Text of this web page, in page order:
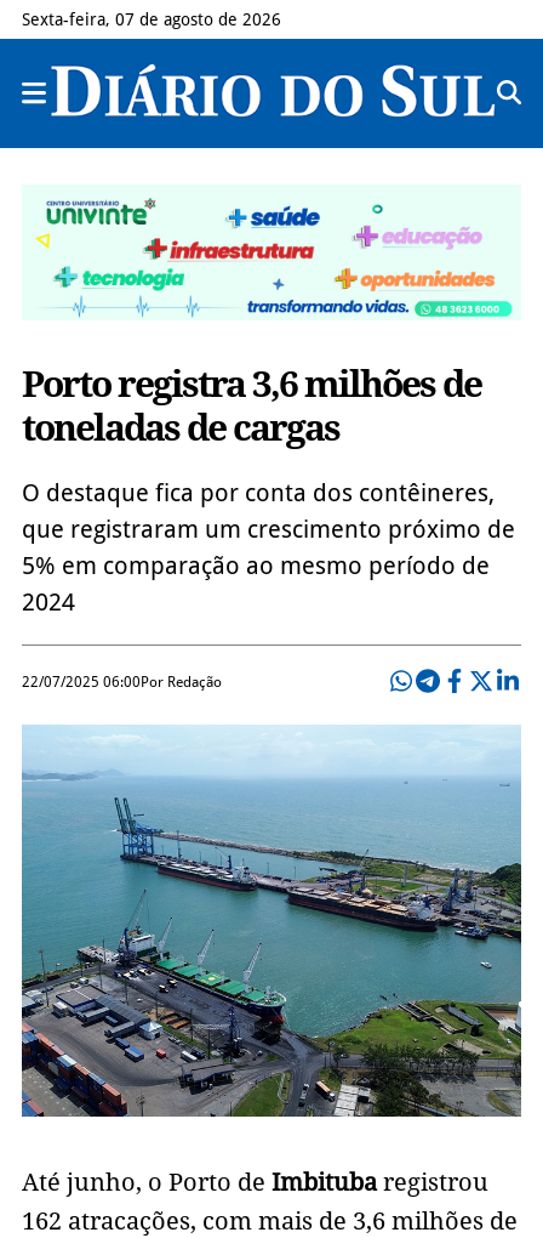
Sexta-feira, 07 de agosto de 2026
Porto registra 3,6 milhões de
toneladas de cargas
O destaque fica por conta dos contêineres,
que registraram um crescimento próximo de
5% em comparação ao mesmo período de
2024
22/07/2025 06:00Por Redação
Até junho, o Porto de Imbitubaregistrou
162 atracações, com mais de 3,6 milhões de